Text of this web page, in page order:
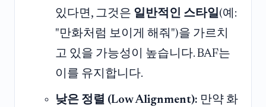
있다면, 그것은 일반적인 스타일(예:
"만화처럼 보이게 해줘")을 가르치
고 있을 가능성이 높습니다. BAF는
이를 유지합니다.
낮은 정렬 (Low Alignment): 만약 화